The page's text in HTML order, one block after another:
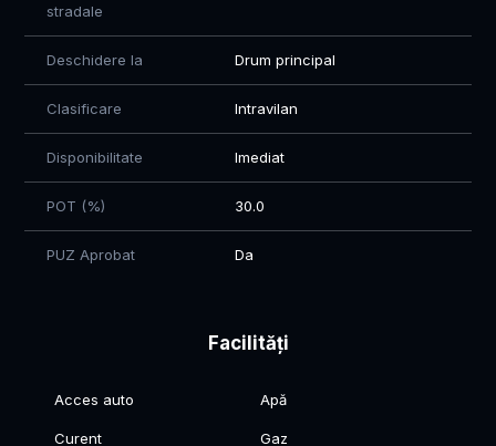
📞 Pentru detalii si vizionari: 0784.74.74.51 - Mihaela
stradale
Deschidere la Drum principal
Clasificare Intravilan
Disponibilitate Imediat
POT (%) 30.0
PUZ Aprobat Da
Facilități
Acces auto Apă
Curent Gaz